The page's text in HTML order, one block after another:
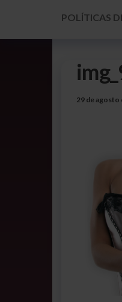
POLÍTICAS
29 de agosto